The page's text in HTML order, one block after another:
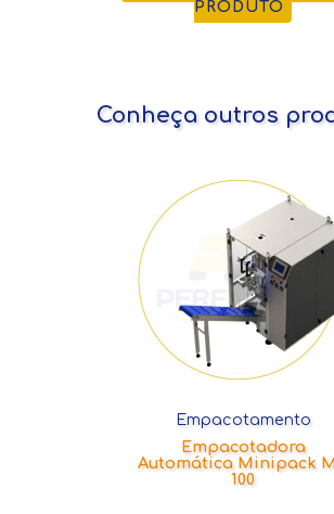
PRODUTO
Conheça outros
Empacotamento
Empacotadora
Automática Minipack
100